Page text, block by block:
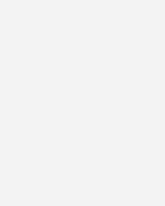
Windwärts und die
Hannover wollen künftig
in drei von Windwärts
so ihre Mitglieder